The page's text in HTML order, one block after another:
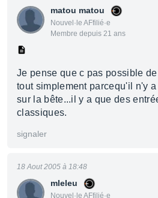
matou matou
Nouvel·le AFfilié·e
Membre depuis 21 ans
Je pense que c pas possible
tout simplement parcequ'il n'y a
sur la bête...il y a que des
classiques.
signaler
mleleu
Nouvel·le AFfilié·e
18 Aout 2005 à 18:48